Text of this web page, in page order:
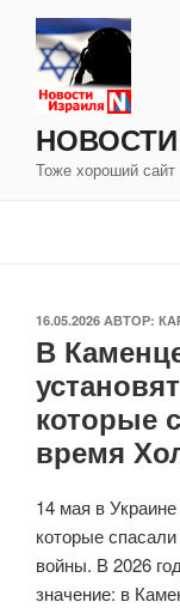
Перейти
содержимому
НОВОСТИ
Тоже хороший
ОПУБЛИКОВАНО
16.05.2026 АВТОР:
В
которые
время
14 мая в
которые
войны. В 2026
значение: в